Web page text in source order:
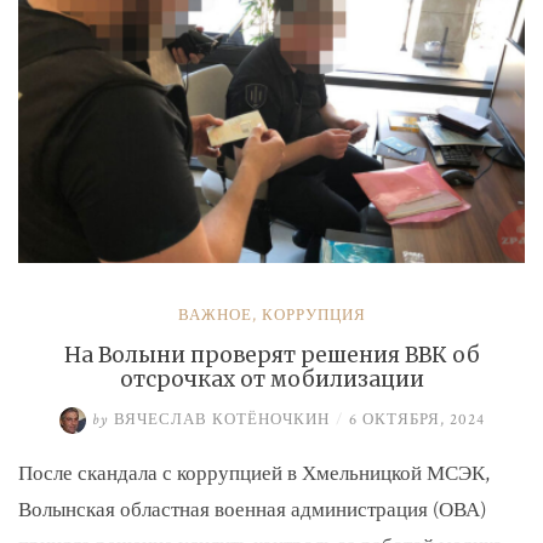
ВАЖНОЕ, КОРРУПЦИЯ
На Волыни проверят решения ВВК об
отсрочках от мобилизации
by ВЯЧЕСЛАВ КОТЁНОЧКИН / 6 ОКТЯБРЯ, 2024
После скандала с коррупцией в Хмельницкой МСЭК,
Волынская областная военная администрация (ОВА)